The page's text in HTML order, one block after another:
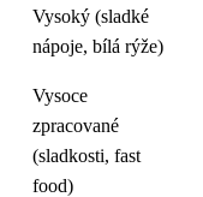
Vysoký (sladké
nápoje, bílá rýže)
Vysoce
zpracované
(sladkosti, fast
food)